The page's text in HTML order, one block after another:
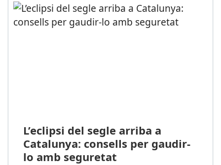
L’eclipsi del segle arriba a
Catalunya: consells per gaudir-
lo amb seguretat